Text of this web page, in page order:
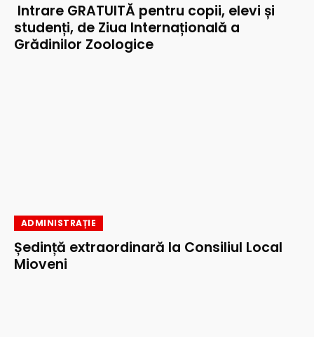
Intrare GRATUITĂ pentru copii, elevi și
studenți, de Ziua Internațională a
Grădinilor Zoologice
ADMINISTRAȚIE
Ședință extraordinară la Consiliul Local
Mioveni